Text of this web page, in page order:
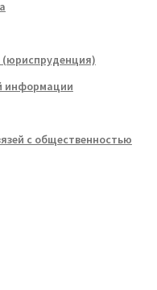
(юриспруденция)
информации
с общественностью